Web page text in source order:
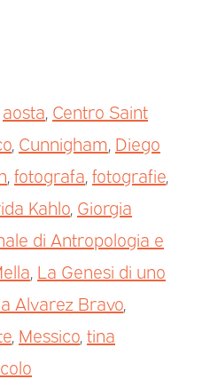
aosta Centro Saint
Cunnigham Diego
fotografa fotografie
Kahlo Giorgia
di Antropologia e
La Genesi di uno
Alvarez Bravo
Messico tina